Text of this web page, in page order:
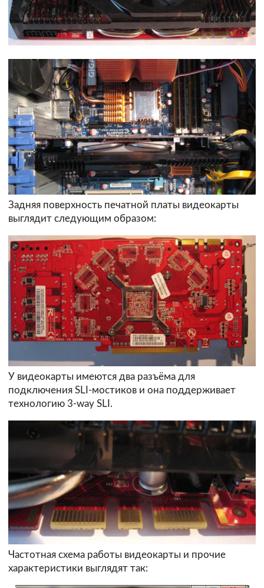
Задняя поверхность печатной платы видеокарты
выглядит следующим образом:
У видеокарты имеются два разъёма для
подключения SLI-мостиков и она поддерживает
технологию 3-way SLI.
Частотная схема работы видеокарты и прочие
характеристики выглядят так: